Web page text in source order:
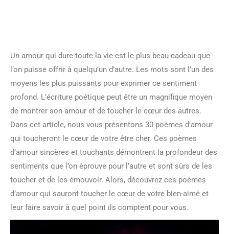
Un amour qui dure toute la vie est le plus beau cadeau que
l’on puisse offrir à quelqu’un d’autre. Les mots sont l’un des
moyens les plus puissants pour exprimer ce sentiment
profond. L’écriture poétique peut être un magnifique moyen
de montrer son amour et de toucher le cœur des autres.
Dans cet article, nous vous présentons 30 poèmes d’amour
qui toucheront le cœur de votre être cher. Ces poèmes
d’amour sincères et touchants démontrent la profondeur des
sentiments que l’on éprouve pour l’autre et sont sûrs de les
toucher et de les émouvoir. Alors, découvrez ces poèmes
d’amour qui sauront toucher le cœur de votre bien-aimé et
leur faire savoir à quel point ils comptent pour vous.